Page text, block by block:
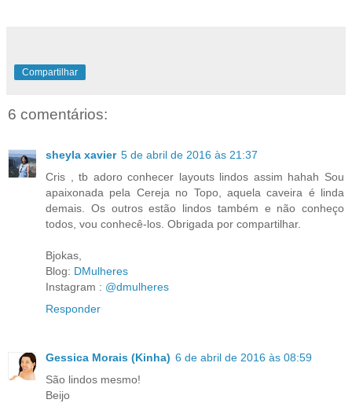
Compartilhar
6 comentários:
sheyla xavier 5 de abril de 2016 às 21:37
Cris , tb adoro conhecer layouts lindos assim hahah Sou
apaixonada pela Cereja no Topo, aquela caveira é linda
demais. Os outros estão lindos também e não conheço
todos, vou conhecê-los. Obrigada por compartilhar.
Bjokas,
Blog: DMulheres
Instagram : @dmulheres
Responder
Gessica Morais (Kinha) 6 de abril de 2016 às 08:59
São lindos mesmo!
Beijo